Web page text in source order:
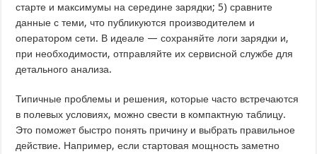
старте и максимумы на середине зарядки; 5) сравните
данные с теми, что публикуются производителем и
оператором сети. В идеале — сохраняйте логи зарядки и,
при необходимости, отправляйте их сервисной службе для
детального анализа.
Типичные проблемы и решения, которые часто встречаются
в полевых условиях, можно свести в компактную таблицу.
Это поможет быстро понять причину и выбрать правильное
действие. Например, если стартовая мощность заметно